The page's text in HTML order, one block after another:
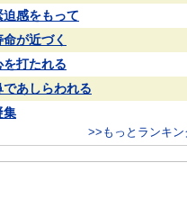
迫感をもって
命が近づく
を打たれる
であしらわれる
集
>>もっとランキン